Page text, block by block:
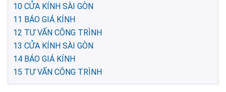
10 CỬA KÍNH SÀI GÒN
11 BÁO GIÁ KÍNH
12 TƯ VẤN CÔNG TRÌNH
13 CỬA KÍNH SÀI GÒN
14 BÁO GIÁ KÍNH
15 TƯ VẤN CÔNG TRÌNH